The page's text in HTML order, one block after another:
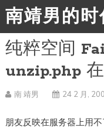
南靖男的时
纯粹空间
unzip.php
南 靖男 24 2 月,
朋友反映在服务器上用